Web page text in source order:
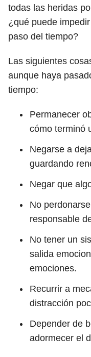
todas las heridas
¿qué puede
paso del tiempo?
Las siguientes
aunque haya
tiempo:
Permanecer
cómo terminó
Negarse a
guardando
Negar que
No
responsable
No tener un
salida
emociones.
Recurrir a
distracción
Depender de
adormecer el